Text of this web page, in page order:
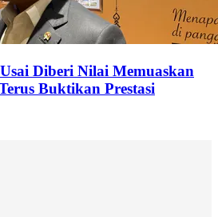
Diberi Nilai Memuaskan
Buktikan Prestasi